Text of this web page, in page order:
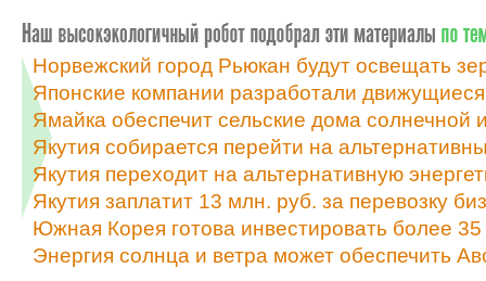
Норвежский город Рьюкан будут освещать
Японские компании разработали
Ямайка обеспечит сельские дома солнечной
Якутия собирается перейти на
Якутия переходит на альтернативную
Якутия заплатит 13 млн. руб. за перевозку
Южная Корея готова инвестировать более
Энергия солнца и ветра может обеспечить